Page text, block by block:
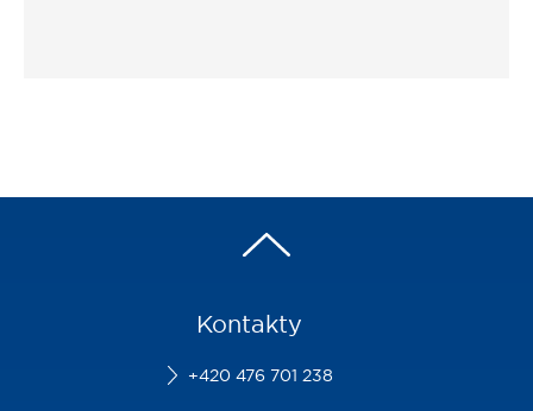
Kontakty
+420 476 701 238